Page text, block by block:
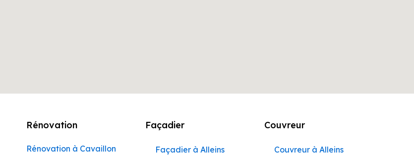
Rénovation
Rénovation à Cavaillon
Façadier
Façadier à Alleins
Couvreur
Couvreur à Alleins